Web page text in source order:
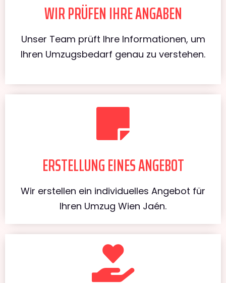
WIR PRÜFEN IHRE ANGABEN
Unser Team prüft Ihre Informationen, um
Ihren Umzugsbedarf genau zu verstehen.
ERSTELLUNG EINES ANGEBOT
Wir erstellen ein individuelles Angebot für
Ihren Umzug Wien Jaén.